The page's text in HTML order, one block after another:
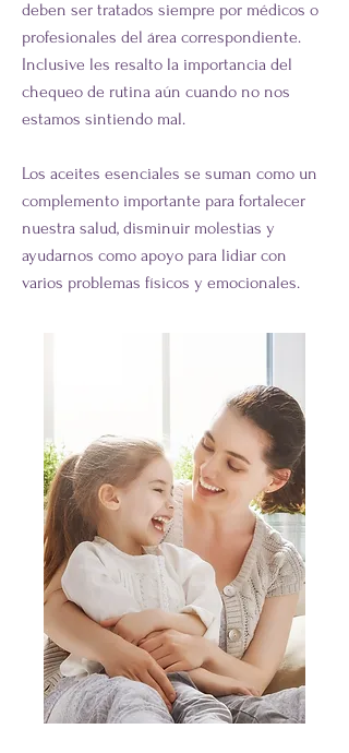
deben ser tratados siempre por médicos o
profesionales del área correspondiente.
Inclusive les resalto la importancia del
chequeo de rutina aún cuando no nos
estamos sintiendo mal.
​​Los aceites esenciales se suman como un
complemento importante para fortalecer
nuestra salud, disminuir molestias y
ayudarnos como apoyo para lidiar con
varios problemas físicos y emocionales.